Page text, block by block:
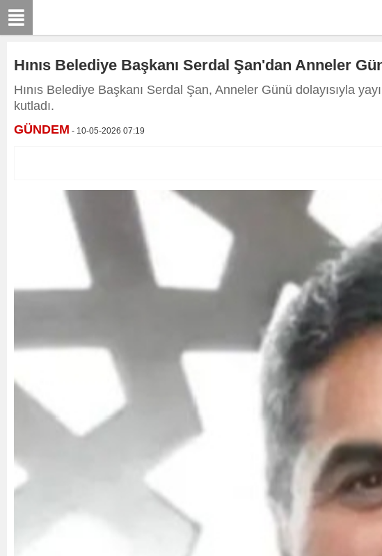
Hınıs Belediye Başkanı Serdal Şan'dan Anneler
Hınıs Belediye Başkanı Serdal Şan, Anneler Günü dolayısıyla
kutladı.
GÜNDEM - 10-05-2026 07:19